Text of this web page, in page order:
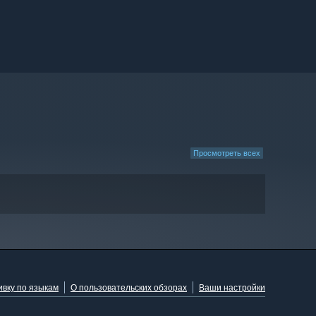
Просмотреть всех
по языкам О пользовательских обзорах Ваши настройки